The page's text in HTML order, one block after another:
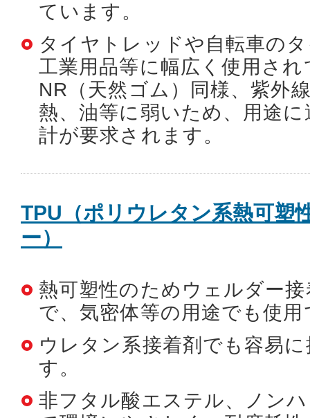
ています。
タイヤトレッドや自転車の
工業用品等に幅広く使用さ
NR（天然ゴム）同様、紫外
熱、油等に弱いため、用途
計が要求されます。
TPU（ポリウレタン系熱可塑
ー）
熱可塑性のためウェルダー
で、気密体等の用途でも使
ウレタン系接着剤でも容易
す。
非フタル酸エステル、ノン